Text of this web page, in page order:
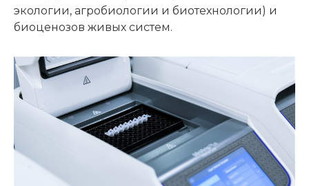
экологии, агробиологии и биотехнологии) и
биоценозов живых систем.